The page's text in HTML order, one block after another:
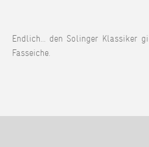
Endlich... den Solinger Klassiker
Fasseiche.